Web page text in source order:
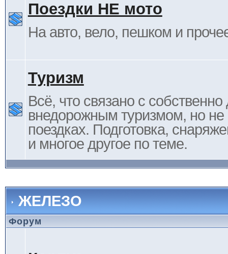
Поездки НЕ мото
На авто, вело, пешком и
Туризм
Всё, что связано с
внедорожным туризмом, но не
поездках. Подготовка,
и многое другое по теме.
ЖЕЛЕЗО
Форум